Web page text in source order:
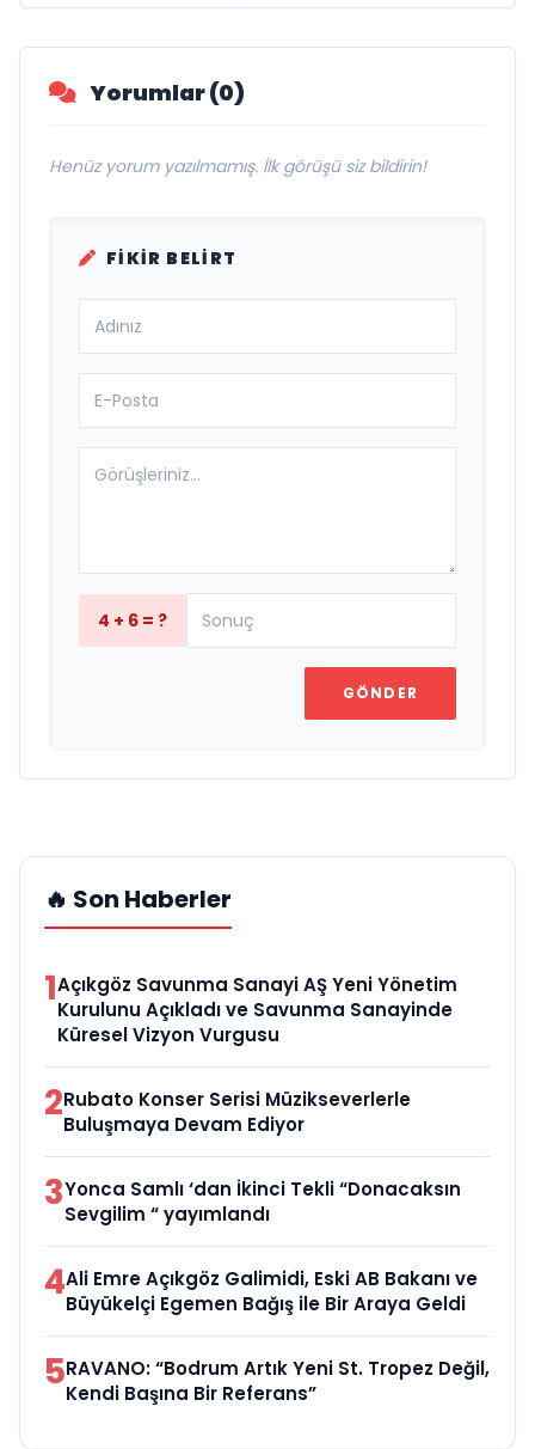
Yorumlar (0)
Henüz yorum yazılmamış. İlk görüşü siz bildirin!
FIKIR BELIRT
4 + 6 = ?
GÖNDER
🔥 Son Haberler
1Açıkgöz Savunma Sanayi AŞ Yeni Yönetim
Kurulunu Açıkladı ve Savunma Sanayinde
Küresel Vizyon Vurgusu
2Rubato Konser Serisi Müzikseverlerle
Buluşmaya Devam Ediyor
3Yonca Samlı ‘dan İkinci Tekli “Donacaksın
Sevgilim “ yayımlandı
4Ali Emre Açıkgöz Galimidi, Eski AB Bakanı ve
Büyükelçi Egemen Bağış ile Bir Araya Geldi
5RAVANO: “Bodrum Artık Yeni St. Tropez Değil,
Kendi Başına Bir Referans”